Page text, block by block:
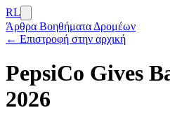
RL
Άρθρα Βοηθήματα Δρομέων
← Επιστροφή στην αρχική
PepsiCo Gives
2026